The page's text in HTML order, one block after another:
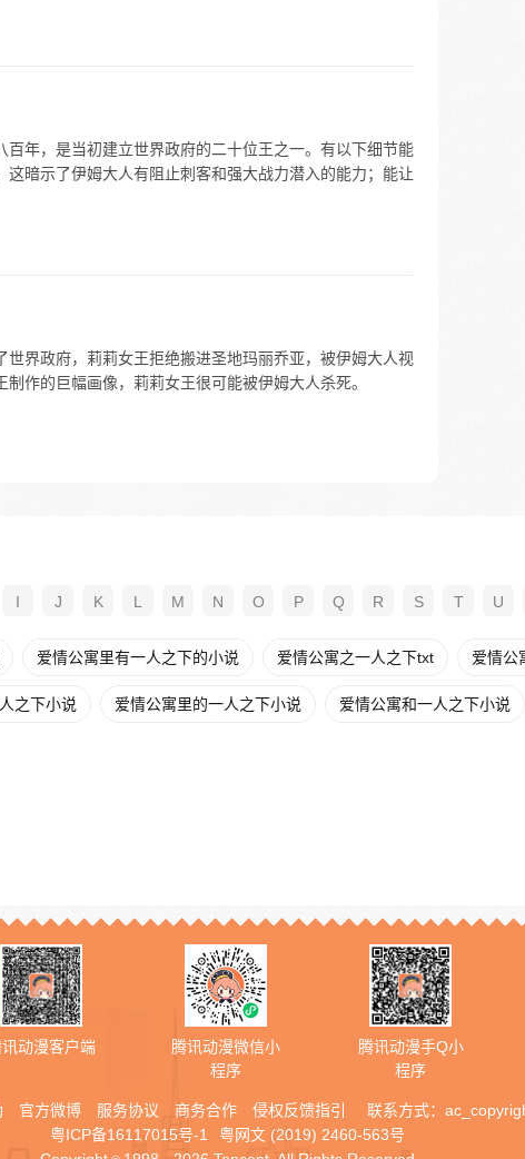
年，是当初建立世界政府的二十位王之一。有以下细节能
暗示了伊姆大人有阻止刺客和强大战力潜入的能力；能让
界政府，莉莉女王拒绝搬进圣地玛丽乔亚，被伊姆大人视
作的巨幅画像，莉莉女王很可能被伊姆大人杀死。
I J K L M N O P Q R S T U
爱情公寓里有一人之下的小说 爱情公寓之一人之下txt 爱情公
之下小说 爱情公寓里的一人之下小说 爱情公寓和一人之下小说
讯动漫客户端
腾讯动漫微信小
程序
腾讯动漫手Q小
程序
官方微博 服务协议 商务合作 侵权反馈指引 联系方式：
粤ICP备16117015号-1
粤网文 (2019) 2460-563号